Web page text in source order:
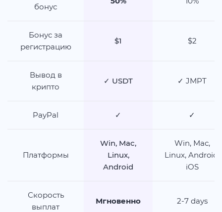
бонус
Бонус за
регистрацию
$1 $2
Вывод в
крипто
✓ USDT ✓ JMPT
PayPal ✓ ✓
Платформы
Win, Mac,
Linux,
Android
Win, Mac,
Linux, Android,
iOS
Скорость
выплат
Мгновенно 2-7 days